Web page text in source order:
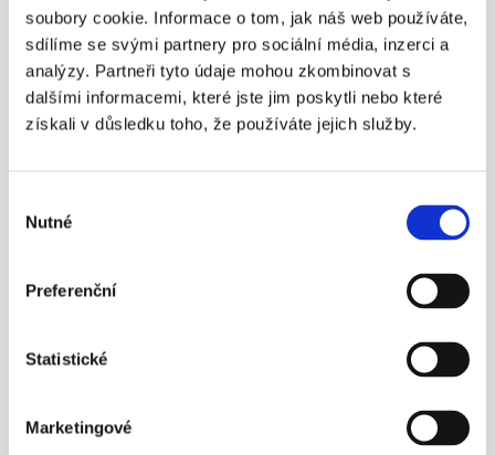
soubory cookie. Informace o tom, jak náš web používáte,
sdílíme se svými partnery pro sociální média, inzerci a
analýzy. Partneři tyto údaje mohou zkombinovat s
dalšími informacemi, které jste jim poskytli nebo které
získali v důsledku toho, že používáte jejich služby.
souhlasu
Nutné
Preferenční
Statistické
Marketingové
¶
Aleš Poklop živě v ČT z tiskové